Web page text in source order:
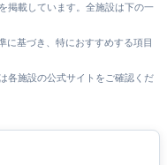
掲載しています。全施設は下の一
基づき、特におすすめする項目
各施設の公式サイトをご確認くだ